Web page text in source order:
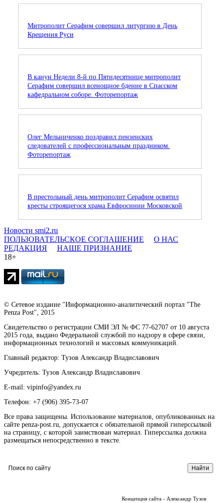
Митрополит Серафим совершил литургию в День
Крещения Руси
В канун Недели 8-й по Пятидесятнице митрополит
Серафим совершил всенощное бдение в Спасском
кафедральном соборе. Фоторепортаж
Олег Мельниченко поздравил пензенских
следователей с профессиональным праздником.
Фоторепортаж
В престольный день митрополит Серафим освятил
кресты строящегося храма Евфросинии Московской
Новости smi2.ru
ПОЛЬЗОВАТЕЛЬСКОЕ СОГЛАШЕНИЕ
О НАС
РЕДАКЦИЯ
НАШЕ ПРИЗНАНИЕ
18+
© Сетевое издание "Информационно-аналитический портал "The
Penza Post", 2015
Свидетельство о регистрации СМИ ЭЛ № ФС 77-62707 от 10 августа
2015 года, выдано Федеральной службой по надзору в сфере связи,
информационных технологий и массовых коммуникаций.
Главный редактор: Тузов Александр Владиславович
Учредитель: Тузов Александр Владиславович
E-mail: vipinfo@yandex.ru
Телефон: +7 (906) 395-73-07
Все права защищены. Использование материалов, опубликованных на
сайте penza-post.ru, допускается с обязательной прямой гиперссылкой
на страницу, с которой заимствован материал. Гиперссылка должна
размещаться непосредственно в тексте.
Концепция сайта - Александр Тузов